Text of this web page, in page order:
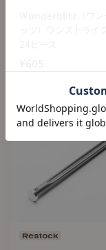
【基本情報】
Size: 55cm x 20cm
Weight: 45g
Restock